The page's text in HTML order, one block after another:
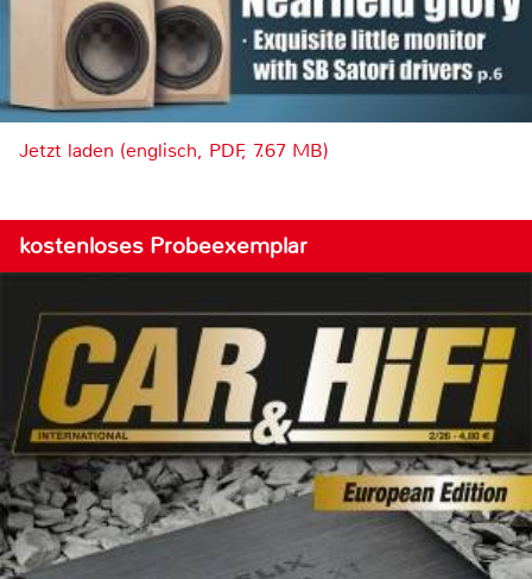
Jetzt laden (englisch, PDF, 7.67 MB)
kostenloses Probeexemplar